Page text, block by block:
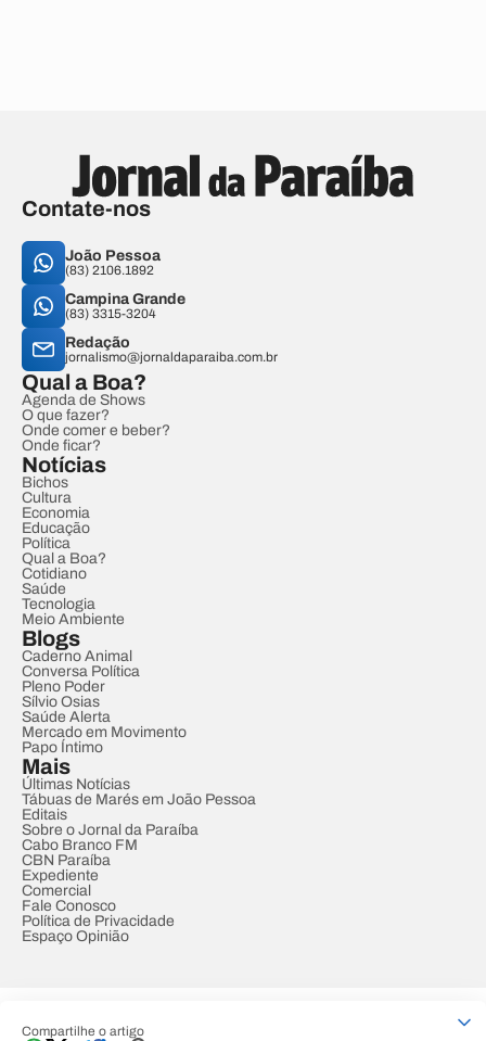
Compartilhe o artigo
Contate-nos
João Pessoa
(83) 2106.1892
Campina Grande
(83) 3315-3204
Redação
jornalismo@jornaldaparaiba.com.br
Qual a Boa?
Agenda de Shows
O que fazer?
Onde comer e beber?
Onde ficar?
Notícias
Bichos
Cultura
Economia
Educação
Política
Qual a Boa?
Cotidiano
Saúde
Tecnologia
Meio Ambiente
Blogs
Caderno Animal
Conversa Política
Pleno Poder
Sílvio Osias
Saúde Alerta
Mercado em Movimento
Papo Íntimo
Mais
Últimas Notícias
Tábuas de Marés em João Pessoa
Editais
Sobre o Jornal da Paraíba
Cabo Branco FM
CBN Paraíba
Expediente
Comercial
Fale Conosco
Política de Privacidade
Espaço Opinião